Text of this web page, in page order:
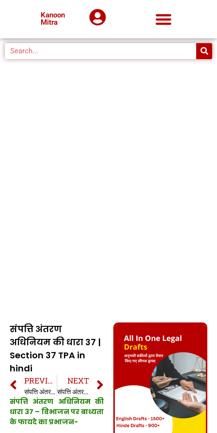
Kanoon
Mitra
संपत्ति अंतरण
अधिनियम की धारा 37 |
Section 37 TPA in
hindi
PREVIOUS
संपत्ति अंतरण अधिनियम की धारा 36 | Section 36 TPA in hindi
NEXT
संपत्ति अंतरण अधिनियम की धारा 38 | Section 38 TPA in hindi
संपत्ति अंतरण अधिनियम की
धारा 37 – विभाजन पर बाध्यता
के फायदे का प्रभाजन-